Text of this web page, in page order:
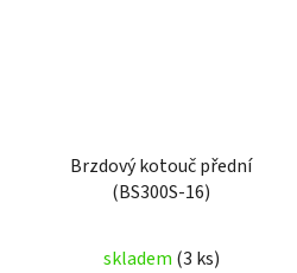
Brzdový kotouč přední
(BS300S-16)
skladem (3 ks)